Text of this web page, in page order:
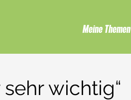
Meine Themen
wichtig“